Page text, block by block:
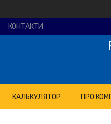
КОНТАКТИ
КАЛЬКУЛЯТОР ПРО